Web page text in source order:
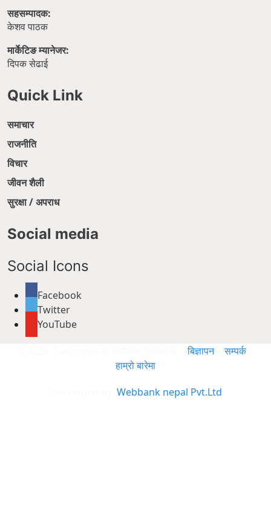
सहसम्पादक:
केशव पाठक
मार्केटिङ म्यानेजर:
दिपक सेढाई
Quick Link
समाचार
राजनीति
विचार
जीवन शैली
सुरक्षा / अपराध
Social media
Social Icons
Facebook
Twitter
YouTube
© 2026: Fast news मा सर्वाधिक सुरक्षित छ ।बिज्ञापन|सम्पर्क
हाम्रो बारेमा
Webbank nepal Pvt.Ltd